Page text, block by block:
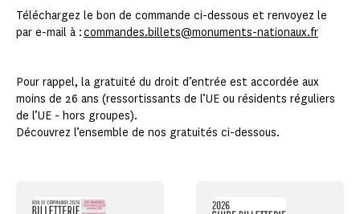
Téléchargez le bon de commande ci-dessous et renvoyez le
par e-mail à :commandes.billets@monuments-nationaux.fr
Pour rappel, la gratuité du droit d’entrée est accordée aux
moins de 26 ans (ressortissants de l’UE ou résidents réguliers
de l’UE - hors groupes).
Découvrez l’ensemble de nos gratuités ci-dessous.